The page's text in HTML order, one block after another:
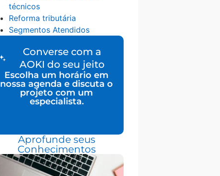
técnicos
Reforma tributária
Segmentos Atendidos
Converse com a
AOKI do seu jeito
Escolha um horário em
nossa agenda e discuta o
projeto com um
especialista.
Aprofunde seus
Conhecimentos